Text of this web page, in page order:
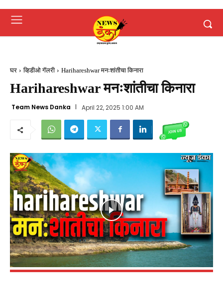
घर व्हिडीओ गॅलरी Harihareshwar मनःशांतीचा किनारा
Harihareshwar मनःशांतीचा किनारा
Team News Danka April 22, 2025 1:00 AM